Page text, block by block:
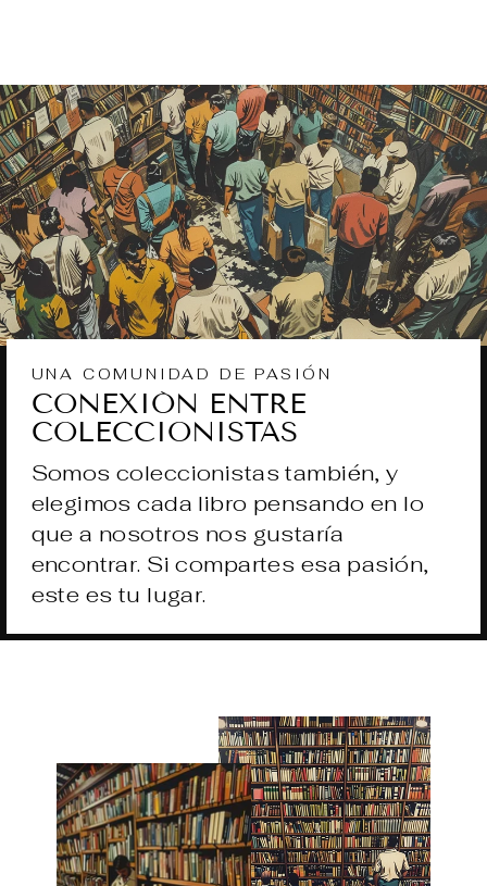
UNA COMUNIDAD DE PASIÓN
CONEXIÓN ENTRE
COLECCIONISTAS
Somos coleccionistas también, y
elegimos cada libro pensando en lo
que a nosotros nos gustaría
encontrar. Si compartes esa pasión,
este es tu lugar.